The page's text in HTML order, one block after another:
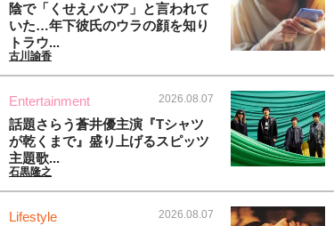
陰で「くせえババア」と言われて
いた…年下彼氏のウラの顔を知り
トラウ...
古川諭香
Entertainment 2026.08.07
話題さらう蒼井優主演『Tシャツ
が乾くまで』盛り上げるスピッツ
主題歌...
石黒隆之
Lifestyle 2026.08.07